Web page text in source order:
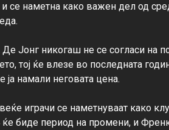
се наметна како важен дел од
Јонг никогаш не се согласи на
тој ќе влезе во последната
ја намали неговата цена.
играчи се наметнуваат како
ќе биде период на промени, и